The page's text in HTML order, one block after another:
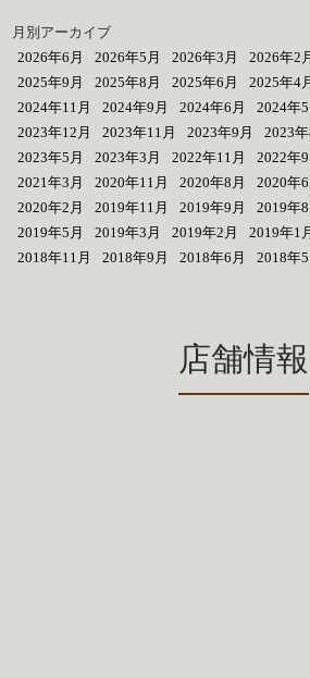
月別アーカイブ
2026年6月
2026年5月 2026年3月 2026年2
2025年9月
2025年8月 2025年6月 2025年4
2024年11月
2024年9月 2024年6月 2024年5
2023年12月
2023年11月 2023年9月 2023年
2023年5月
2023年3月 2022年11月 2022年9
2021年3月
2020年11月 2020年8月 2020年6
2020年2月
2019年11月 2019年9月 2019年8
2019年5月
2019年3月 2019年2月 2019年1
2018年11月
2018年9月 2018年6月 2018年5
店舗情報